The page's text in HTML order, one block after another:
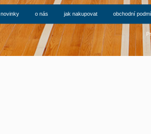
novinky o nás jak nakupovat obchodní